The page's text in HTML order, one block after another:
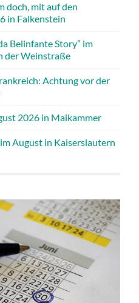
doch, mit auf den
in Falkenstein
Belinfante Story” im
der Weinstraße
Achtung vor der
2026 in Maikammer
August in Kaiserslautern